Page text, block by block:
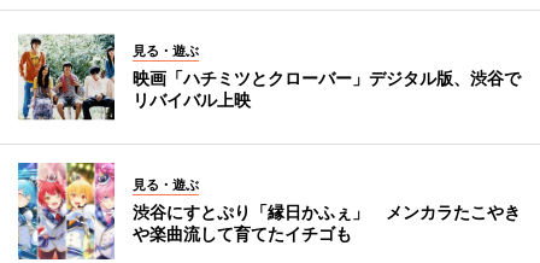
見る・遊ぶ
映画「ハチミツとクローバー」デジタル版、渋谷で
リバイバル上映
見る・遊ぶ
渋谷にすとぷり「縁日かふぇ」 メンカラたこやき
や楽曲流して育てたイチゴも